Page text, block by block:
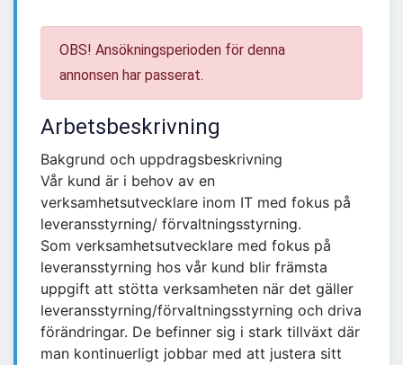
OBS! Ansökningsperioden för denna
annonsen har passerat.
Arbetsbeskrivning
Bakgrund och uppdragsbeskrivning
Vår kund är i behov av en
verksamhetsutvecklare inom IT med fokus på
leveransstyrning/ förvaltningsstyrning.
Som verksamhetsutvecklare med fokus på
leveransstyrning hos vår kund blir främsta
uppgift att stötta verksamheten när det gäller
leveransstyrning/förvaltningsstyrning och driva
förändringar. De befinner sig i stark tillväxt där
man kontinuerligt jobbar med att justera sitt